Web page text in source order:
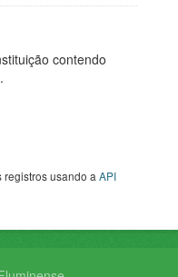
contendo
registros usando aAPI